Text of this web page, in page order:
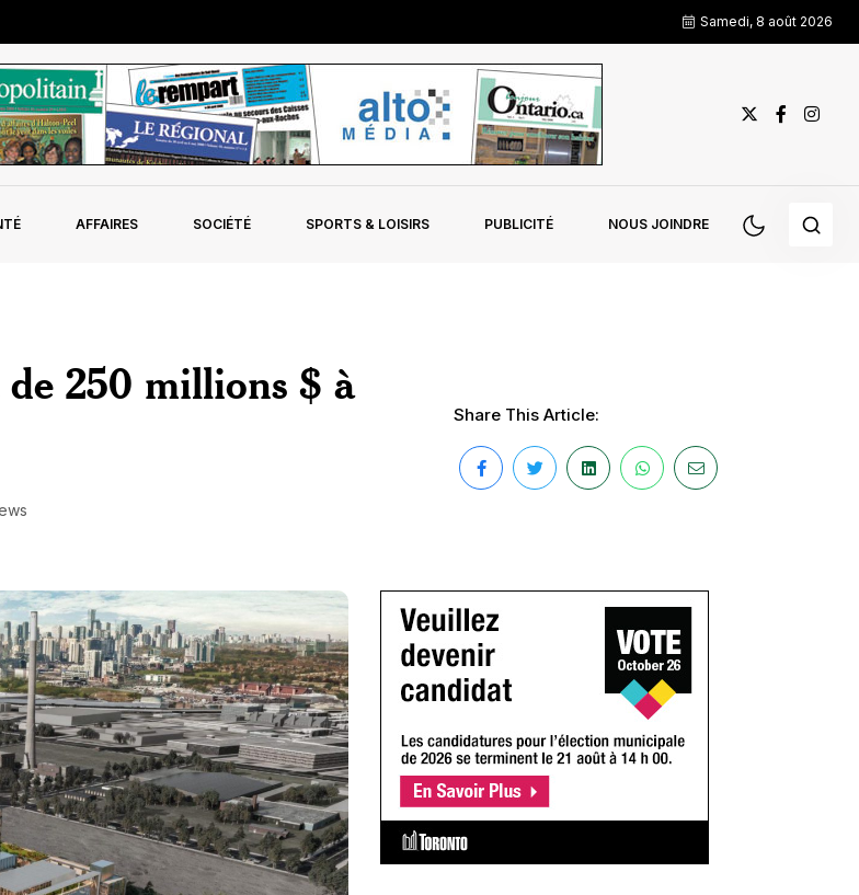
Samedi, 8 août 2026
AFFAIRES SOCIÉTÉ SPORTS & LOISIRS PUBLICITÉ NOUS JOINDRE
250 millions $ à
Share This Article: